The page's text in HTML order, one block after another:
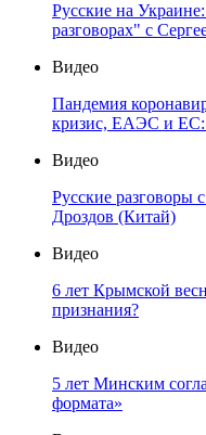
Русские на
разговорах" с
Видео
Пандемия
кризис, ЕАЭС и ЕС:
Видео
Русские разговоры
Дроздов (Китай)
Видео
6 лет Крымской
признания?
Видео
5 лет Минским
формата»